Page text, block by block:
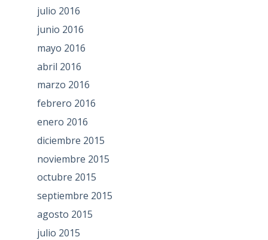
julio 2016
junio 2016
mayo 2016
abril 2016
marzo 2016
febrero 2016
enero 2016
diciembre 2015
noviembre 2015
octubre 2015
septiembre 2015
agosto 2015
julio 2015